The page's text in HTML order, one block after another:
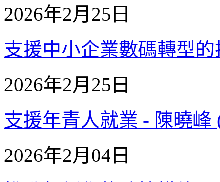
2026年2月25日
支援中小企業數碼轉型
2026年2月25日
支援年青人就業 - 陳曉峰
2026年2月04日